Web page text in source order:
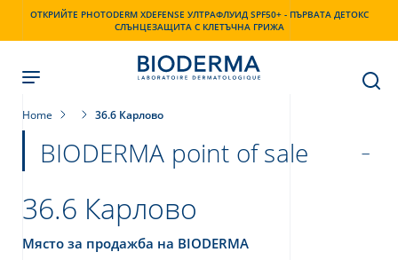
ОТКРИЙТЕ PHOTODERM XDEFENSE УЛТРАФЛУИД SPF50+ - ПЪРВАТА ДЕТОКС
СЛЪНЦЕЗАЩИТА С КЛЕТЪЧНА ГРИЖА
Home 36.6 Карлово
BIODERMA point of sale
36.6 Карлово
Място за продажба на BIODERMA